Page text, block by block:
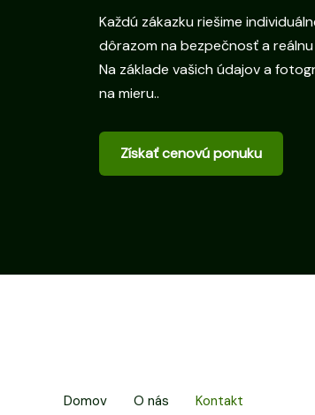
Každú zákazku riešime
dôrazom na bezpečnosť a
Na základe vašich údajov a
na mieru..
Získať cenovú ponuku
Domov O nás Kontakt